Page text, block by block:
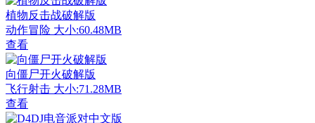
植物反击战破解版
动作冒险 大小:60.48MB
查看
向僵尸开火破解版
飞行射击 大小:71.28MB
查看